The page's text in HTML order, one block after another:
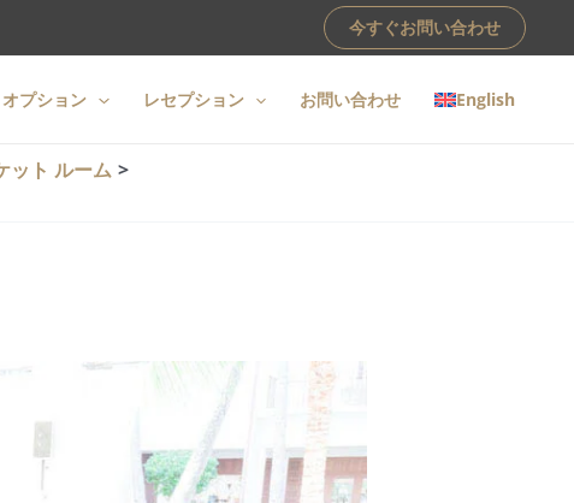
今すぐお問い合わせ
オプション レセプション お問い合わせ English
ット ルーム